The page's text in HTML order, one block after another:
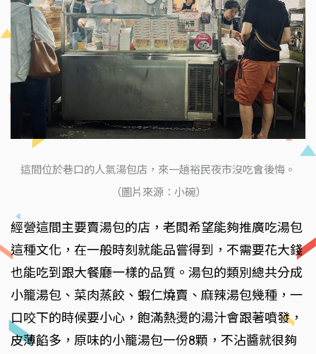
這間位於巷口的人氣湯包店，來一趟裕民夜市沒吃會後悔。
（圖片來源：小碗）
經營這間主要賣湯包的店，老闆希望能夠推廣吃湯包
這種文化，在一般時刻就能品嘗得到，不需要花大錢
也能吃到跟大餐廳一樣的品質。湯包的類別總共分成
小籠湯包、菜肉蒸餃、蝦仁燒賣、麻辣湯包幾種，一
口咬下的時候要小心，飽滿熱燙的湯汁會跟著噴發，
皮薄餡多，原味的小籠湯包一份8顆，不沾醬就很夠